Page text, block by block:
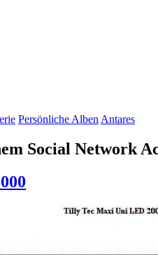
Persönliche Alben Antares
Social Network